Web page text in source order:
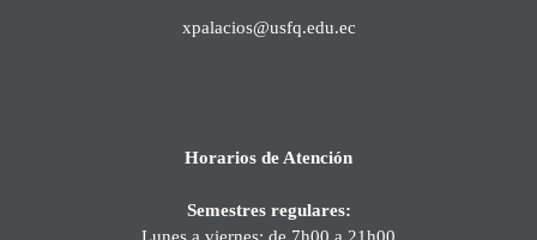
xpalacios@usfq.edu.ec
Horarios de Atención
Semestres regulares:
Lunes a viernes: de 7h00 a 21h00